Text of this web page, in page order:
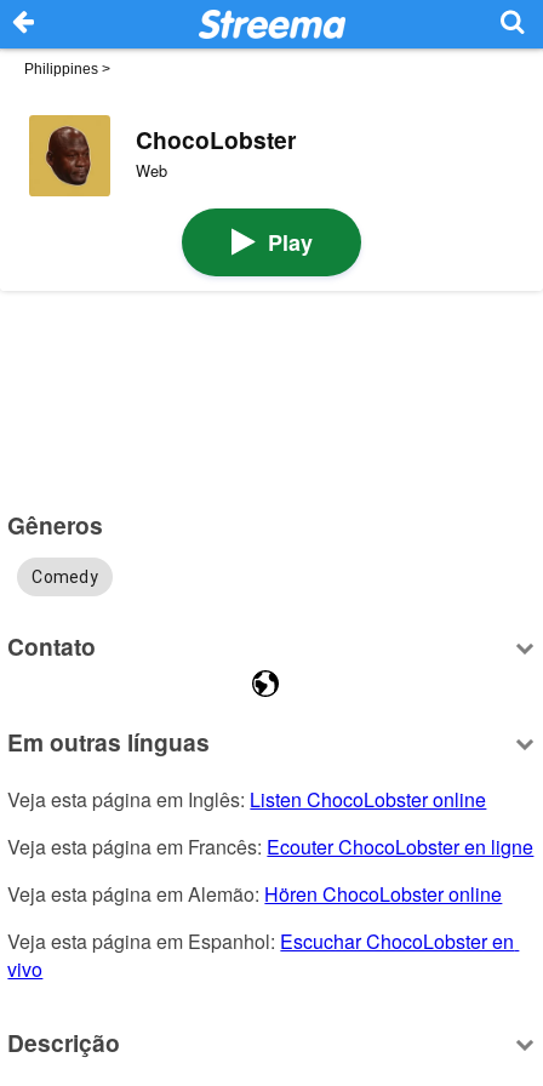
Philippines >
ChocoLobster
Web
Play
Gêneros
Comedy
Contato
Em outras línguas
Veja esta página em Inglês: Listen ChocoLobster online
Veja esta página em Francês: Ecouter ChocoLobster en ligne
Veja esta página em Alemão: Hören ChocoLobster online
Veja esta página em Espanhol: Escuchar ChocoLobster en
vivo
Descrição